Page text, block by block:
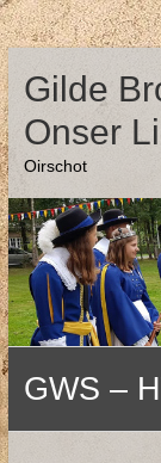
Ga
naar
de
inhoud
Gilde
Onser
Oirschot
GWS –